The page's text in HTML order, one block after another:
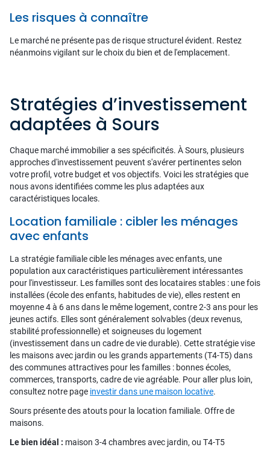
Les risques à connaître
Le marché ne présente pas de risque structurel évident. Restez
néanmoins vigilant sur le choix du bien et de l'emplacement.
Stratégies d’investissement
adaptées à Sours
Chaque marché immobilier a ses spécificités. À Sours, plusieurs
approches d'investissement peuvent s'avérer pertinentes selon
votre profil, votre budget et vos objectifs. Voici les stratégies que
nous avons identifiées comme les plus adaptées aux
caractéristiques locales.
Location familiale : cibler les ménages
avec enfants
La stratégie familiale cible les ménages avec enfants, une
population aux caractéristiques particulièrement intéressantes
pour l'investisseur. Les familles sont des locataires stables : une fois
installées (école des enfants, habitudes de vie), elles restent en
moyenne 4 à 6 ans dans le même logement, contre 2-3 ans pour les
jeunes actifs. Elles sont généralement solvables (deux revenus,
stabilité professionnelle) et soigneuses du logement
(investissement dans un cadre de vie durable). Cette stratégie vise
les maisons avec jardin ou les grands appartements (T4-T5) dans
des communes attractives pour les familles : bonnes écoles,
commerces, transports, cadre de vie agréable. Pour aller plus loin,
consultez notre page investir dans une maison locative.
Sours présente des atouts pour la location familiale. Offre de
maisons.
Le bien idéal : maison 3-4 chambres avec jardin, ou T4-T5